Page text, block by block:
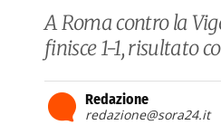
A Roma contro la
finisce 1-1, risultato
Redazione
redazione@sora24.it